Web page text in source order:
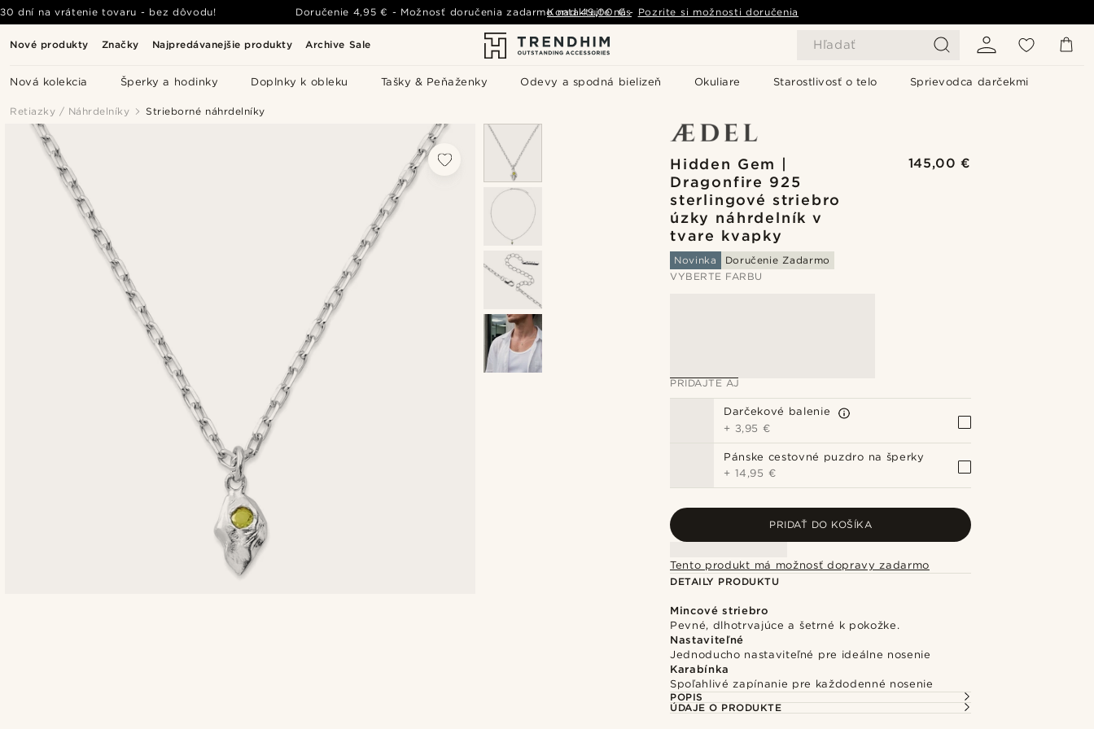
Nové produkty Značky Najpredávanejšie produkty Archive Sale Hľadať
Nová kolekcia Šperky a hodinky Doplnky k obleku Tašky & Peňaženky Odevy a spodná bielizeň Okuliare Starostlivosť o telo Sprievodca darčekmi
30 dní na vrátenie tovaru - bez dôvodu! Doručenie 4,95 € - Možnosť doručenia zadarmo nad 49,00 € - Pozrite si možnosti doručenia
Kontaktujte nás
Retiazky / Náhrdelníky Strieborné náhrdelníky
Hidden Gem |
Dragonfire 925
sterlingové striebro
úzky náhrdelník v
tvare kvapky
145,00 €
Novinka
Doručenie Zadarmo
VYBERTE FARBU
PRIDAJTE AJ
Darčekové balenie
+ 3,95 €
Pánske cestovné puzdro na šperky
+ 14,95 €
PRIDAŤ DO KOŠÍKA
Tento produkt má možnosť dopravy zadarmo
DETAILY PRODUKTU
Mincové striebro
Pevné, dlhotrvajúce a šetrné k pokožke.
Nastaviteľné
Jednoducho nastaviteľné pre ideálne nosenie
Karabínka
Spoľahlivé zapínanie pre každodenné nosenie
POPIS
ÚDAJE O PRODUKTE